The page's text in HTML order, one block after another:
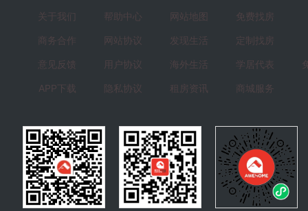
关于我们
商务合作
意见反馈
APP下载
帮助中心
网站协议
用户协议
隐私协议
网站地图
发现生活
海外生活
租房资讯
免费找房
定制找房
学居代表
商城服务